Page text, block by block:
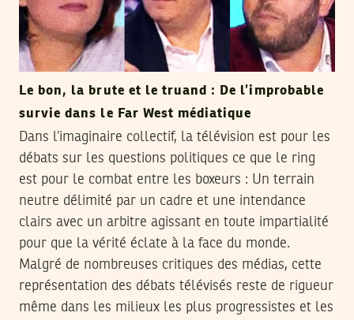
Le bon, la brute et le truand : De l’improbable
survie dans le Far West médiatique
Dans l’imaginaire collectif, la télévision est pour les
débats sur les questions politiques ce que le ring
est pour le combat entre les boxeurs : Un terrain
neutre délimité par un cadre et une intendance
clairs avec un arbitre agissant en toute impartialité
pour que la vérité éclate à la face du monde.
Malgré de nombreuses critiques des médias, cette
représentation des débats télévisés reste de rigueur
même dans les milieux les plus progressistes et les